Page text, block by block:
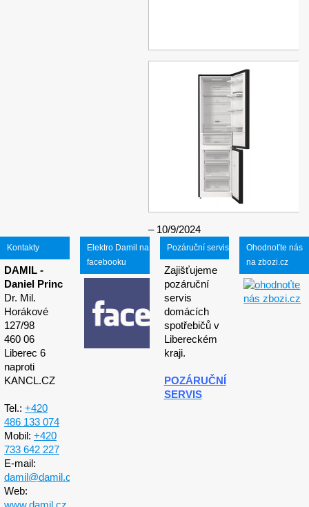
10/9/2024
Kontakty
DAMIL -
Daniel Princ
Dr. Mil.
Horákové
127/98
460 06
Liberec 6
naproti
KANCL.CZ
Tel.: +420
486 133 074
Mobil: +420
733 642 227
E-mail:
damil@damil.cz
Web:
www.damil.cz
Elektro Damil na
facebooku
Pozáruční servis
Zajišťujeme
pozáruční
servis
domácích
spotřebičů v
Libereckém
kraji.
POZÁRUČNÍ
SERVIS
Ohodnoťte nás
na zbozi.cz